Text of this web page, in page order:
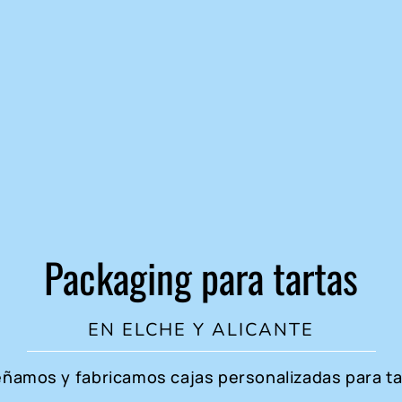
Packaging para tartas
EN ELCHE Y ALICANTE
y fabricamos cajas personalizadas para